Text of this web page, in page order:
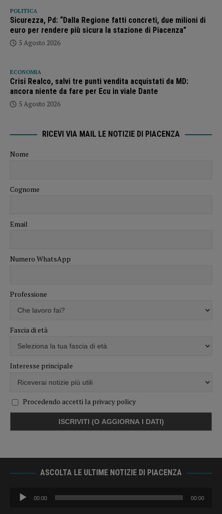
POLITICA
Sicurezza, Pd: “Dalla Regione fatti concreti, due milioni di
euro per rendere più sicura la stazione di Piacenza”
5 Agosto 2026
ECONOMIA
Crisi Realco, salvi tre punti vendita acquistati da MD:
ancora niente da fare per Ecu in viale Dante
5 Agosto 2026
RICEVI VIA MAIL LE NOTIZIE DI PIACENZA
Nome
Cognome
Email
Numero WhatsApp
Professione
Fascia di età
Interesse principale
Procedendo accetti la privacy policy
ASCOLTA LE ULTIME NOTIZIE DI PIACENZA
Audio
Player
00:00 00:00